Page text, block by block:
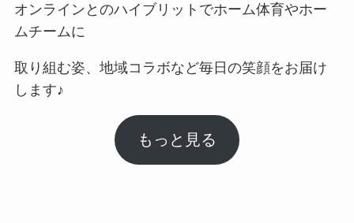
オンラインとのハイブリットでホーム体育やホー
ムチームに
取り組む姿、地域コラボなど毎日の笑顔をお届け
します♪
もっと見る